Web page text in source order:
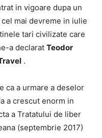
in vigoare dupa un
mai devreme in iulie
tari civilizate care
a declarat Teodor
.
ca a urmare a deselor
a crescut enorm in
a Tratatului de liber
(septembrie 2017)